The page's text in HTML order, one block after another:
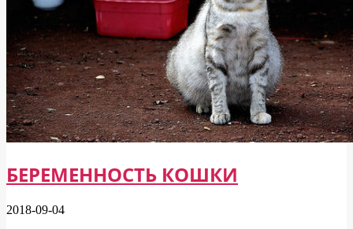
БЕРЕМЕННОСТЬ КОШКИ
2018-09-04